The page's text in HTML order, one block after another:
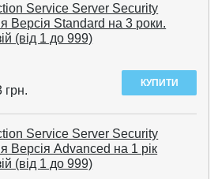
Service Server Security
Версія Standard на 3 роки.
(від 1 до 999)
грн.
Service Server Security
Версія Advanced на 1 рік
(від 1 до 999)